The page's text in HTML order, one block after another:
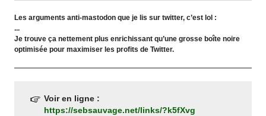
Les arguments anti-mastodon que je lis sur twitter, c’est lol :
...
Je trouve ça nettement plus enrichissant qu’une grosse boîte noire
optimisée pour maximiser les profits de Twitter.
Voir en ligne :
https://sebsauvage.net/links/?k5fXvg